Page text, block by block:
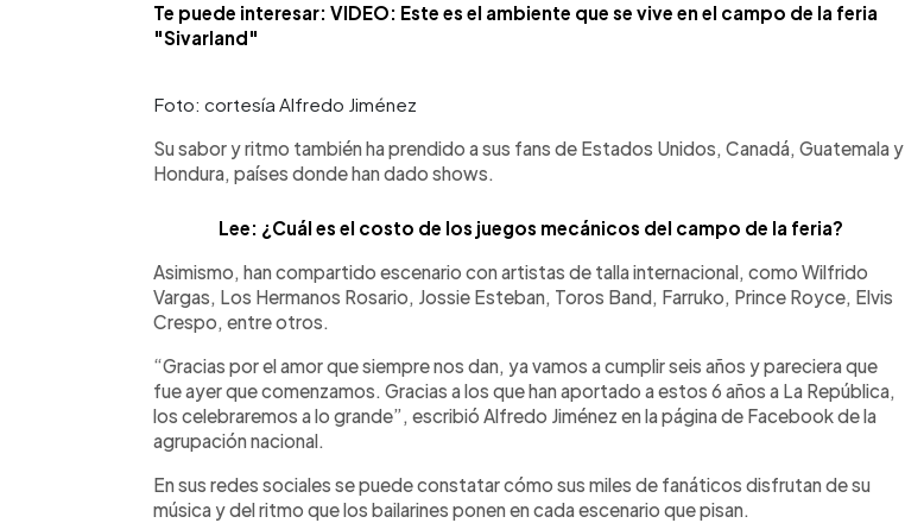
Te puede interesar: VIDEO: Este es el ambiente que se vive en el campo de la feria
"Sivarland"
Foto: cortesía Alfredo Jiménez
Su sabor y ritmo también ha prendido a sus fans de Estados Unidos, Canadá, Guatemala y
Hondura, países donde han dado shows.
Lee: ¿Cuál es el costo de los juegos mecánicos del campo de la feria?
Asimismo, han compartido escenario con artistas de talla internacional, como Wilfrido
Vargas, Los Hermanos Rosario, Jossie Esteban, Toros Band, Farruko, Prince Royce, Elvis
Crespo, entre otros.
“Gracias por el amor que siempre nos dan, ya vamos a cumplir seis años y pareciera que
fue ayer que comenzamos. Gracias a los que han aportado a estos 6 años a La República,
los celebraremos a lo grande”, escribió Alfredo Jiménez en la página de Facebook de la
agrupación nacional.
En sus redes sociales se puede constatar cómo sus miles de fanáticos disfrutan de su
música y del ritmo que los bailarines ponen en cada escenario que pisan.